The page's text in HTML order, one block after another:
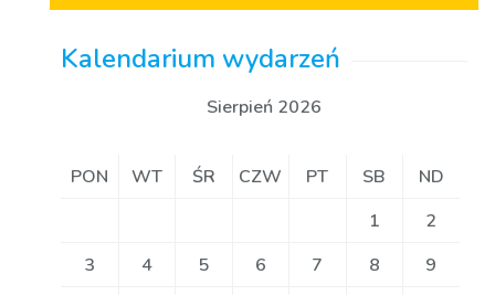
Kalendarium wydarzeń
Sierpień 2026
PON WT ŚR CZW PT SB
ND
1
2
3
4 5 6 7 8
9